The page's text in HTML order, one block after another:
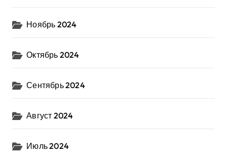
Ноябрь 2024
Октябрь 2024
Сентябрь 2024
Август 2024
Июль 2024